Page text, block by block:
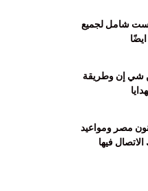
شامل لجميع
شي إن وطريقة
مصر ومواعيد
فيها